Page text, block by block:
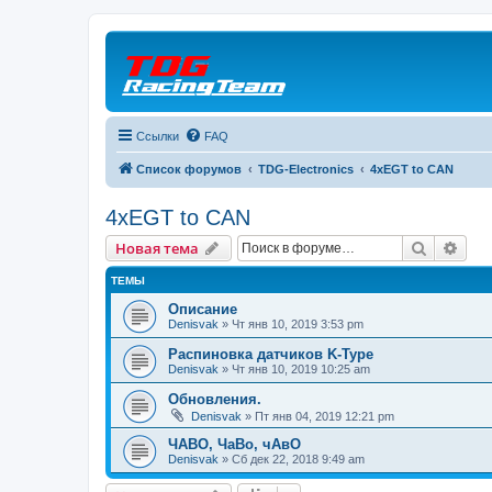
Ссылки FAQ
Список форумов TDG-Electronics 4xEGT to CAN
4xEGT to CAN
Новая тема Поиск
ТЕМЫ
Описание
Denisvak » Чт янв 10, 2019 3:53 pm
Распиновка датчиков K-Type
Denisvak » Чт янв 10, 2019 10:25 am
Обновления.
Denisvak » Пт янв 04, 2019 12:21 pm
ЧАВО, ЧаВо, чАвО
Denisvak » Сб дек 22, 2018 9:49 am